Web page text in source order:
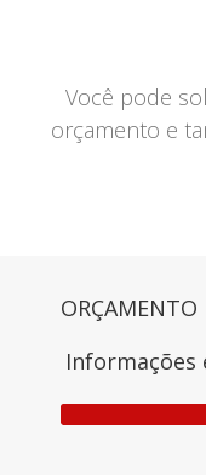
Você pode
orçamento e
ORÇAMENTO
Informações